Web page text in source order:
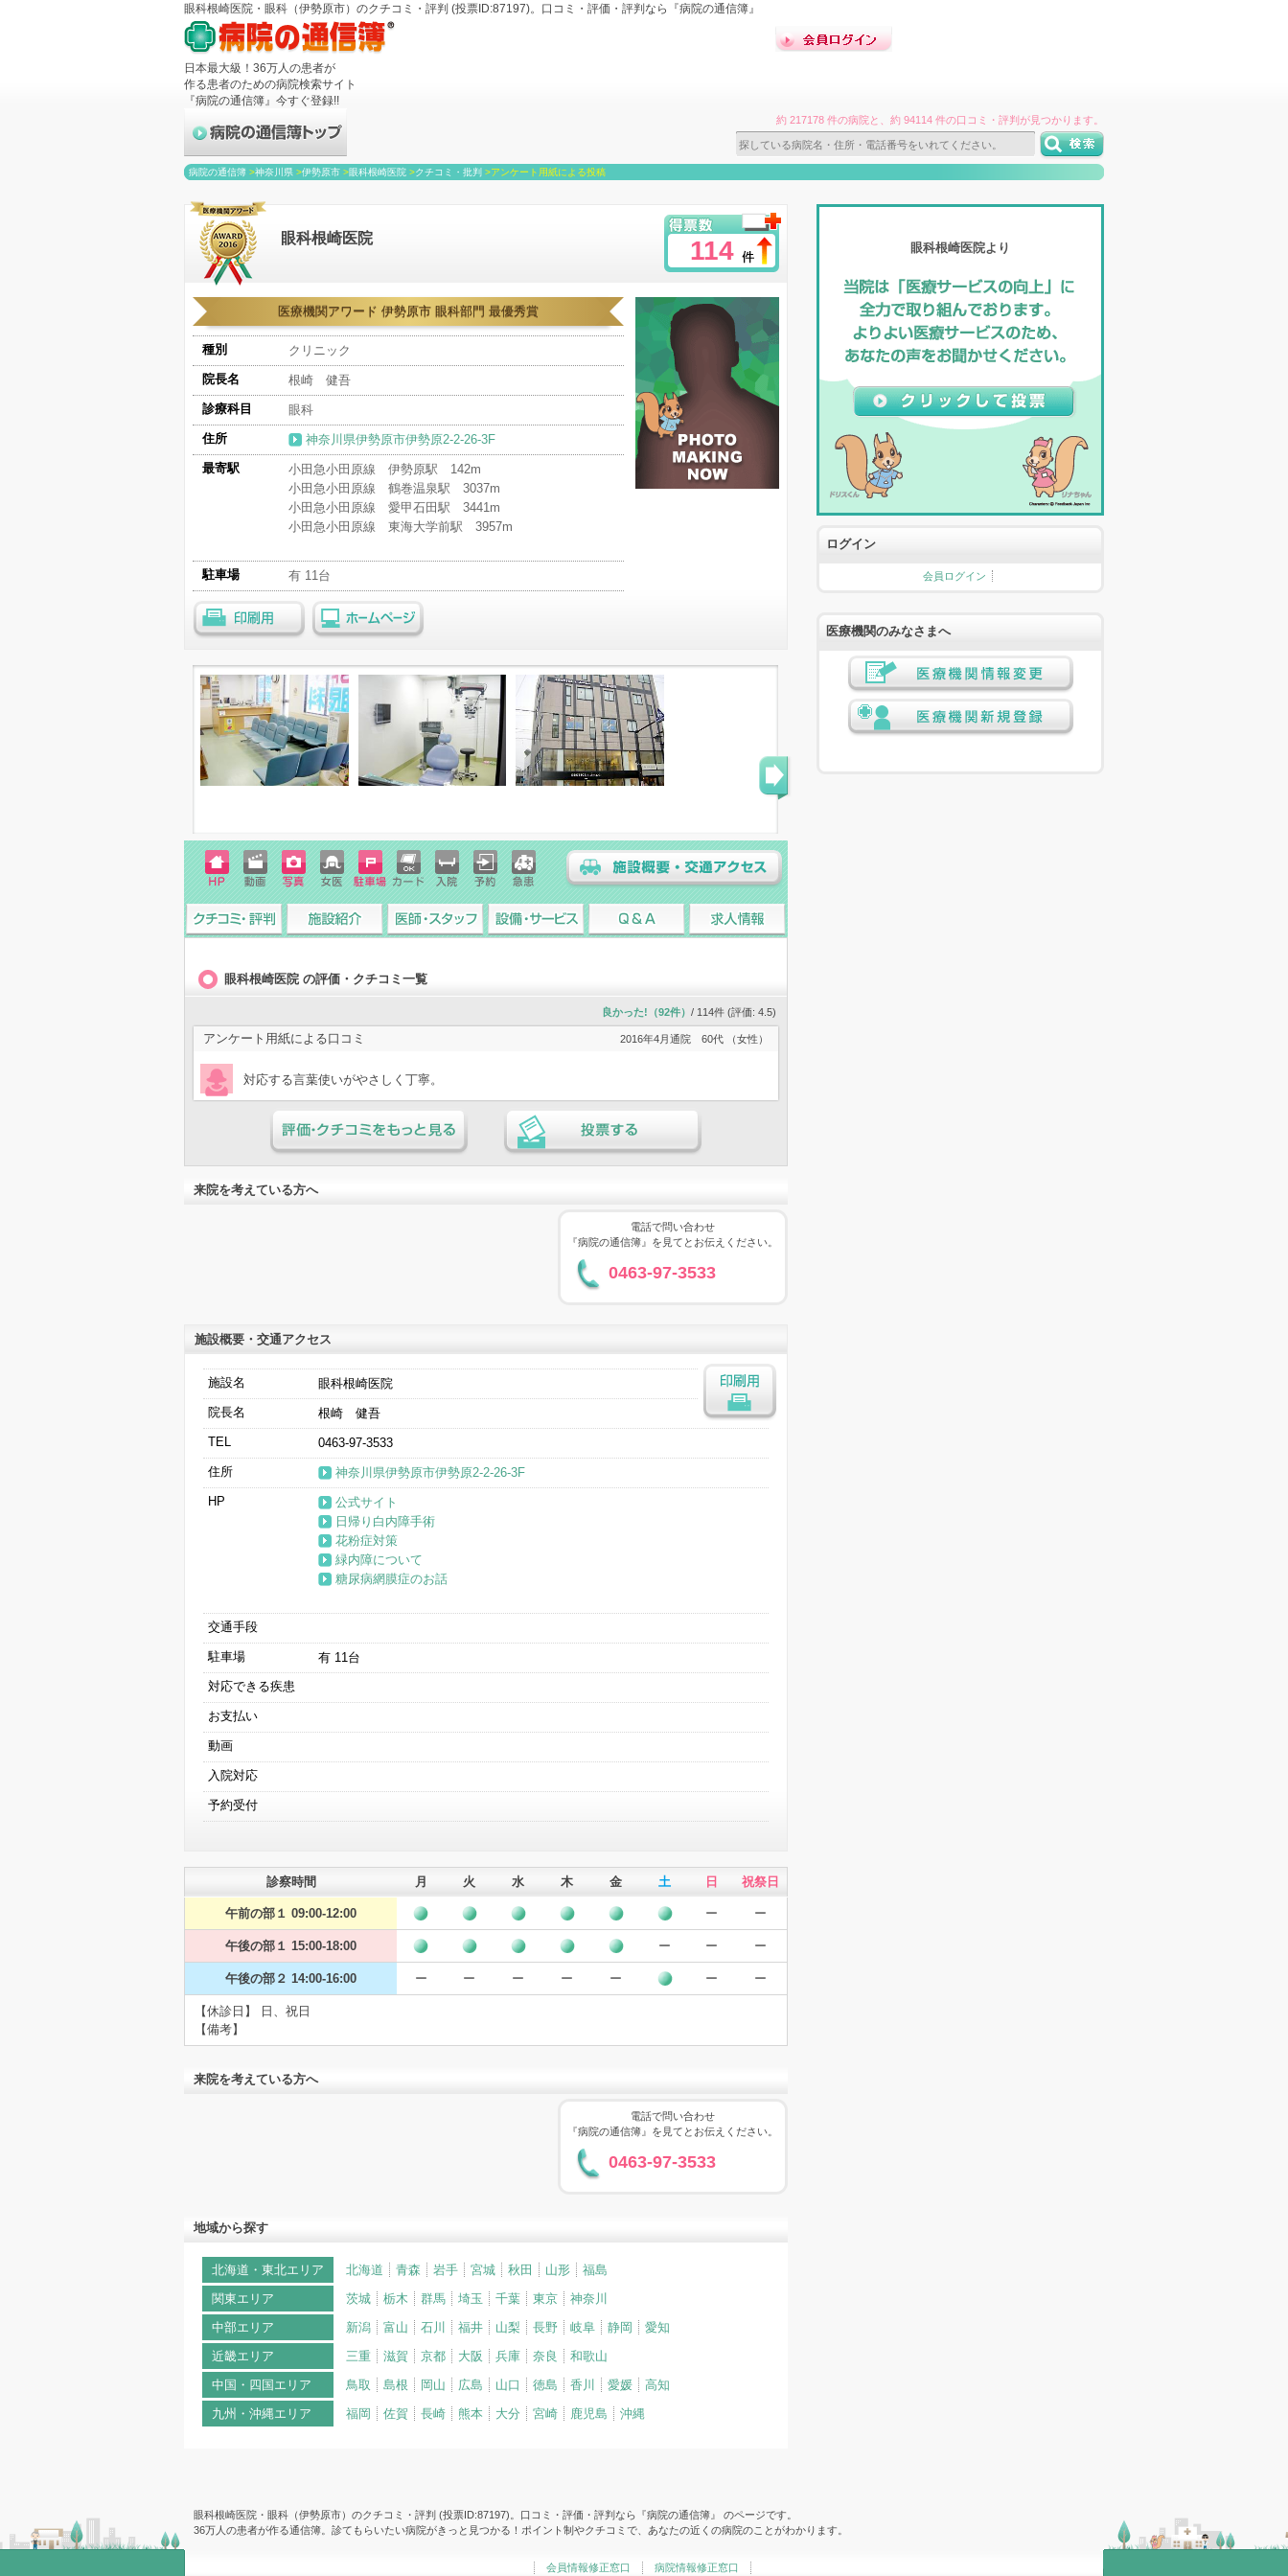
眼科根崎医院・眼科（伊勢原市）のクチコミ・評判 (投票ID:87197)。口コミ・評価・評判なら『病院の通信簿』
日本最大級！36万人の患者が
作る患者のための病院検索サイト
『病院の通信簿』今すぐ登録!!
約 217178 件の病院と、約 94114 件の口コミ・評判が見つかります。
病院の通信簿 >神奈川県 >伊勢原市 >眼科根崎医院 >クチコミ・批判 >アンケート用紙による投稿
眼科根崎医院 114
医療機関アワード 伊勢原市 眼科部門 最優秀賞
種別
クリニック
院長名
根崎 健吾
診療科目
眼科
住所
神奈川県伊勢原市伊勢原2-2-26-3F
最寄駅
小田急小田原線 伊勢原駅 142m
小田急小田原線 鶴巻温泉駅 3037m
小田急小田原線 愛甲石田駅 3441m
小田急小田原線 東海大学前駅 3957m
駐車場 有 11台
ホーム
ページ
動画 写真 女医 駐車場クレジ
ットカ
ード
入院 予約 急患 施設概要・交通アクセス
眼科根崎医院 の評価・クチコミ一覧
良かった!（92件） / 114件 (評価: 4.5)
アンケート用紙による口コミ 2016年4月通院 60代 （女性）
対応する言葉使いがやさしく丁寧。
評価・クチコミをもっと見る
投票する
来院を考えている方へ
電話で問い合わせ
『病院の通信簿』を見てとお伝えください。
0463-97-3533
施設概要・交通アクセス
印刷用
施設名
眼科根崎医院
院長名
根崎 健吾
TEL
0463-97-3533
住所
神奈川県伊勢原市伊勢原2-2-26-3F
HP
公式サイト
日帰り白内障手術
花粉症対策
緑内障について
糖尿病網膜症のお話
交通手段
駐車場
有 11台
対応できる疾患
お支払い
動画
入院対応
予約受付
診察時間 月 火 水 木 金 土 日 祝祭日
午前の部１ 09:00-12:00 ー ー
午後の部１ 15:00-18:00 ー ー ー
午後の部２ 14:00-16:00 ー ー ー ー ー ー ー
【休診日】 日、祝日
【備考】
来院を考えている方へ
電話で問い合わせ
『病院の通信簿』を見てとお伝えください。
0463-97-3533
地域から探す
北海道・東北エリア 北海道 青森 岩手 宮城 秋田 山形
福島
関東エリア
茨城 栃木 群馬 埼玉 千葉 東京
神奈川
中部エリア
新潟 富山 石川 福井 山梨 長野 岐阜 静岡
愛知
近畿エリア
三重 滋賀 京都 大阪 兵庫 奈良
和歌山
中国・四国エリア
鳥取 島根 岡山 広島 山口 徳島 香川 愛媛
高知
九州・沖縄エリア
福岡 佐賀 長崎 熊本 大分 宮崎 鹿児島 沖縄
眼科根崎医院より
ログイン
会員ログイン
医療機関のみなさまへ
眼科根崎医院・眼科（伊勢原市）のクチコミ・評判 (投票ID:87197)。口コミ・評価・評判なら『病院の通信簿』 のページです。
36万人の患者が作る通信簿。診てもらいたい病院がきっと見つかる！ポイント制やクチコミで、あなたの近くの病院のことがわかります。
会員情報修正窓口 病院情報修正窓口